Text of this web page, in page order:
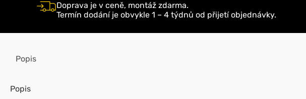
Doprava je v ceně, montáž zdarma.
Termín dodání je obvykle 1 – 4 týdnů od přijetí objednávky.
Popis
Popis